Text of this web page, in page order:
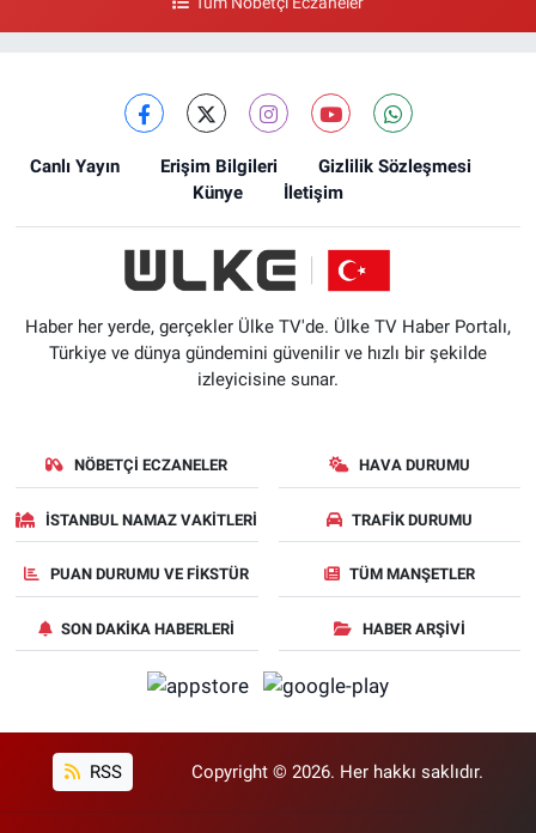
0 (212) 640 11 57 Yol Tarifi Al
Canlı Yayın Erişim Bilgileri
Gizlilik Sözleşmesi
Künye
İletişim
Haber her yerde, gerçekler Ülke TV'de. Ülke TV Haber Portalı,
Türkiye ve dünya gündemini güvenilir ve hızlı bir şekilde
izleyicisine sunar.
NÖBETÇI ECZANELER HAVA DURUMU
İSTANBUL NAMAZ VAKITLERI TRAFIK DURUMU
PUAN DURUMU VE FIKSTÜR TÜM MANŞETLER
SON DAKIKA HABERLERI HABER ARŞIVI
RSS Copyright © 2026. Her hakkı saklıdır.